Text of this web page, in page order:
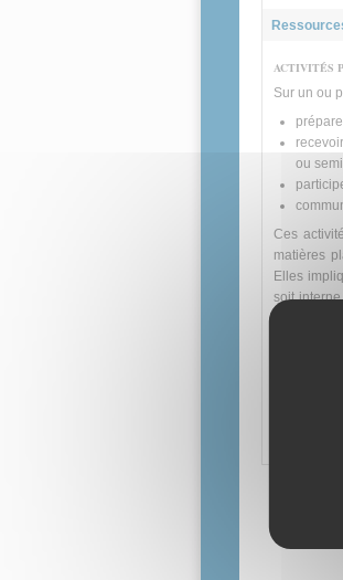
ACTIVITÉS
Sur un ou
ou
Ces
matières
Elles
soit
des